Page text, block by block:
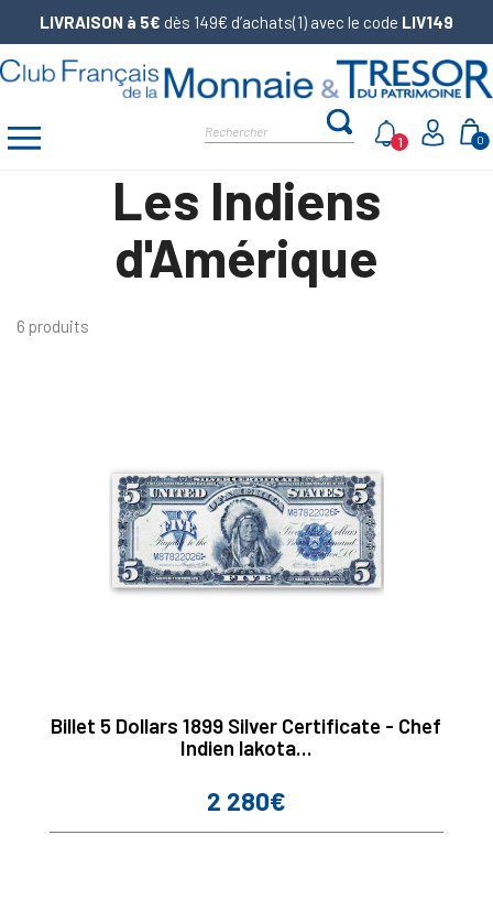
LIVRAISON à 5€ dès 149€ d’achats(1) avec le code LIV149
0
1
Les Indiens
d'Amérique
6 produits
Billet 5 Dollars 1899 Silver Certificate - Chef
Indien lakota...
Prix
2 280€